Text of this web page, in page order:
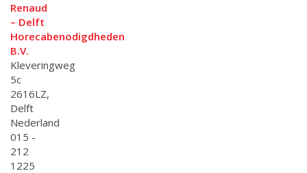
Renaud
– Delft
Horecabenodigdheden
B.V.
Kleveringweg
5c
2616LZ,
Delft
Nederland
015 -
212
1225